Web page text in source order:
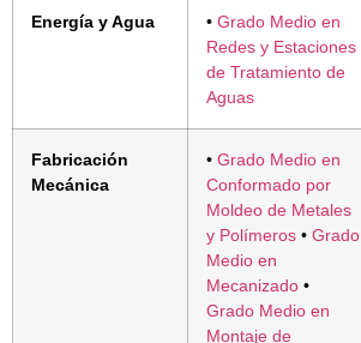
Energía y Agua • Grado Medio en
Redes y Estaciones
de Tratamiento de
Aguas
Fabricación
Mecánica
• Grado Medio en
Conformado por
Moldeo de Metales
y Polímeros • Grado
Medio en
Mecanizado •
Grado Medio en
Montaje de